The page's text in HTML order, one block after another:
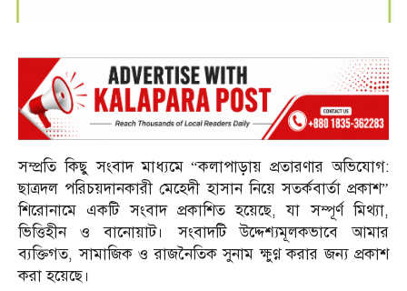
সম্প্রতি কিছু সংবাদ মাধ্যমে “কলাপাড়ায় প্রতারণার অভিযোগ:
ছাত্রদল পরিচয়দানকারী মেহেদী হাসান নিয়ে সতর্কবার্তা প্রকাশ”
শিরোনামে একটি সংবাদ প্রকাশিত হয়েছে, যা সম্পূর্ণ মিথ্যা,
ভিত্তিহীন ও বানোয়াট। সংবাদটি উদ্দেশ্যমূলকভাবে আমার
ব্যক্তিগত, সামাজিক ও রাজনৈতিক সুনাম ক্ষুণ্ণ করার জন্য প্রকাশ
করা হয়েছে।